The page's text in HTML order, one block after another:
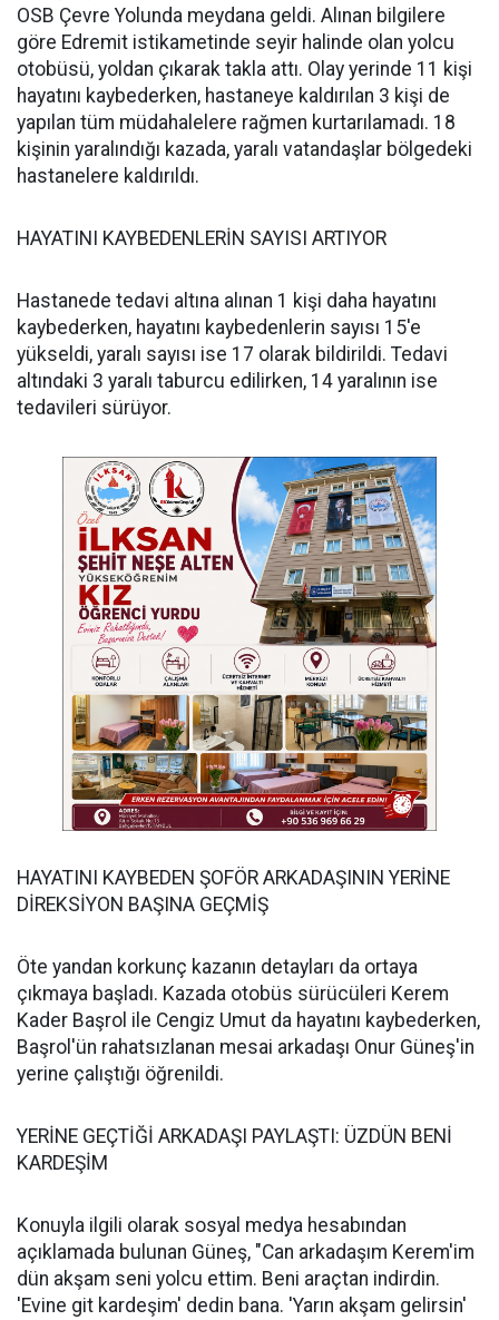
OSB Çevre Yolunda meydana geldi. Alınan bilgilere
göre Edremit istikametinde seyir halinde olan yolcu
otobüsü, yoldan çıkarak takla attı. Olay yerinde 11 kişi
hayatını kaybederken, hastaneye kaldırılan 3 kişi de
yapılan tüm müdahalelere rağmen kurtarılamadı. 18
kişinin yaralındığı kazada, yaralı vatandaşlar bölgedeki
hastanelere kaldırıldı.
HAYATINI KAYBEDENLERİN SAYISI ARTIYOR
Hastanede tedavi altına alınan 1 kişi daha hayatını
kaybederken, hayatını kaybedenlerin sayısı 15'e
yükseldi, yaralı sayısı ise 17 olarak bildirildi. Tedavi
altındaki 3 yaralı taburcu edilirken, 14 yaralının ise
tedavileri sürüyor.
HAYATINI KAYBEDEN ŞOFÖR ARKADAŞININ YERİNE
DİREKSİYON BAŞINA GEÇMİŞ
Öte yandan korkunç kazanın detayları da ortaya
çıkmaya başladı. Kazada otobüs sürücüleri Kerem
Kader Başrol ile Cengiz Umut da hayatını kaybederken,
Başrol'ün rahatsızlanan mesai arkadaşı Onur Güneş'in
yerine çalıştığı öğrenildi.
YERİNE GEÇTİĞİ ARKADAŞI PAYLAŞTI: ÜZDÜN BENİ
KARDEŞİM
Konuyla ilgili olarak sosyal medya hesabından
açıklamada bulunan Güneş, "Can arkadaşım Kerem'im
dün akşam seni yolcu ettim. Beni araçtan indirdin.
'Evine git kardeşim' dedin bana. 'Yarın akşam gelirsin'